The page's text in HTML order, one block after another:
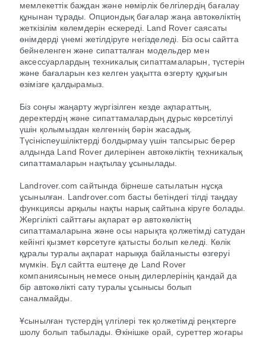
мемлекеттік баждан және нөмірлік белгілердің бағалау
құнынан тұрады. Опциондық бағалар жаңа автокөліктің
жеткізілім көлемдерін ескереді. Land Rover саясаты
өнімдерді үнемі жетілдіруге негізделеді. Біз осы сайтта
бейнеленген және сипатталған модельдер мен
аксессуарлардың техникалық сипаттамаларын, түстерін
және бағаларын кез келген уақытта өзгерту құқығын
өзімізге қалдырамыз.
Біз соңғы жаңарту жүргізілген кезде ақпараттың,
деректердің және сипаттамалардың дұрыс көрсетілуі
үшін қолымыздан келгеннің бәрін жасадық.
Түсініспеушіліктерді болдырмау үшін тапсырыс берер
алдында Land Rover дилерінен автокөліктің техникалық
сипаттамаларын нақтылау ұсынылады.
Landrover.com сайтында бірнеше сатылатын нұсқа
ұсынылған. Landrover.com басты бетіндегі тілді таңдау
функциясы арқылы нақты нарық сайтына кіруге болады.
Жергілікті сайттағы ақпарат әр автокөліктің
сипаттамаларына және осы нарықта қолжетімді сатудан
кейінгі қызмет көрсетуге қатысты болып келеді. Көлік
құралы туралы ақпарат нарыққа байланысты өзгеруі
мүмкін. Бұл сайтта ештеңе де Land Rover
компаниясының немесе оның дилерлерінің қандай да
бір автокөлікті сату туралы ұсынысы болып
саналмайды.
Ұсынылған түстердің үлгілері тек қолжетімді реңктерге
шолу болып табылады. Өкінішке орай, суреттер жоғары